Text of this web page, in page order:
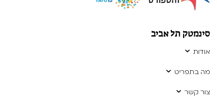
סינמטק תל אביב
אודות
מה בתפריט
צור קשר